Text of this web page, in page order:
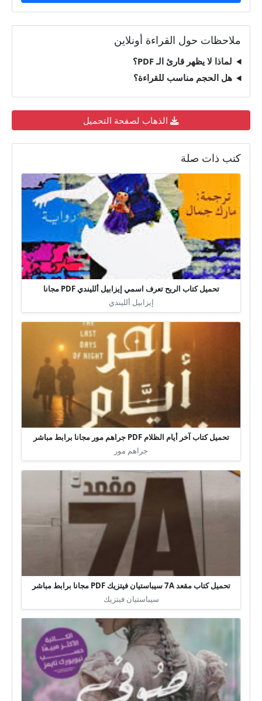
ملاحظات حول القراءة أونلاين
لماذا لا يظهر قارئ الـ PDF؟
هل الحجم مناسب للقراءة؟
الذهاب لصفحة التحميل
كتب ذات صلة
تحميل كتاب الريح تعرف اسمي إيزابيل ألليندي PDF مجانا
إيزابيل ألليندي
تحميل كتاب آخر أيام الظلام PDF جراهم مور مجانا برابط مباشر
جراهم مور
تحميل كتاب مقعد 7A سيباستيان فيتزيك PDF مجانا برابط مباشر
سيباستيان فيتزيك